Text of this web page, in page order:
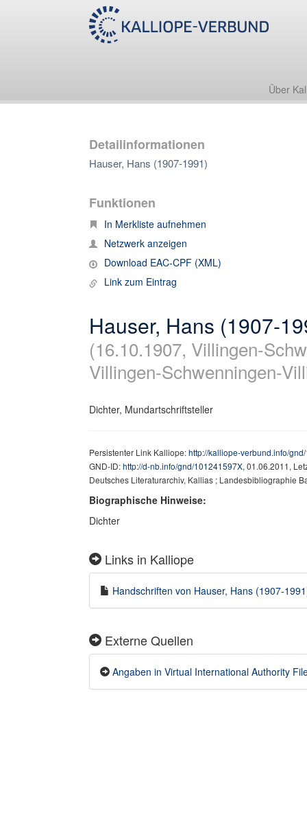
Über
Detailinformationen
Hauser, Hans (1907-1991)
Funktionen
In Merkliste aufnehmen
Netzwerk anzeigen
Download EAC-CPF (XML)
Link zum Eintrag
Hauser, Hans (1907-
(16.10.1907, Villingen-
Villingen-Schwenningen-
Dichter, Mundartschriftsteller
Persistenter Link Kalliope:http://kalliope-verbund.info/
GND-ID:http://d-nb.info/gnd/101241597X, 01.06.2011,
Deutsches Literaturarchiv, Kallias ; Landesbibliographie
Biographische Hinweise:
Dichter
Links in Kalliope
Handschriften von Hauser, Hans (1907-
Externe Quellen
Angaben in Virtual International Authority